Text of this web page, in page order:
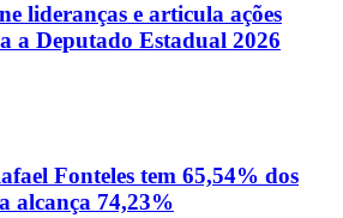
lideranças e articula ações
a Deputado Estadual 2026
Fonteles tem 65,54% dos
alcança 74,23%